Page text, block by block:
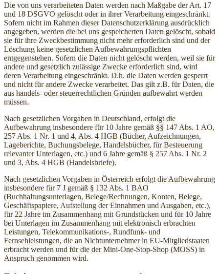
Die von uns verarbeiteten Daten werden nach Maßgabe der Art. 17
und 18 DSGVO gelöscht oder in ihrer Verarbeitung eingeschränkt.
Sofern nicht im Rahmen dieser Datenschutzerklärung ausdrücklich
angegeben, werden die bei uns gespeicherten Daten gelöscht, sobald
sie für ihre Zweckbestimmung nicht mehr erforderlich sind und der
Löschung keine gesetzlichen Aufbewahrungspflichten
entgegenstehen. Sofern die Daten nicht gelöscht werden, weil sie für
andere und gesetzlich zulässige Zwecke erforderlich sind, wird
deren Verarbeitung eingeschränkt. D.h. die Daten werden gesperrt
und nicht für andere Zwecke verarbeitet. Das gilt z.B. für Daten, die
aus handels- oder steuerrechtlichen Gründen aufbewahrt werden
müssen.
Nach gesetzlichen Vorgaben in Deutschland, erfolgt die
Aufbewahrung insbesondere für 10 Jahre gemäß §§ 147 Abs. 1 AO,
257 Abs. 1 Nr. 1 und 4, Abs. 4 HGB (Bücher, Aufzeichnungen,
Lageberichte, Buchungsbelege, Handelsbücher, für Besteuerung
relevanter Unterlagen, etc.) und 6 Jahre gemäß § 257 Abs. 1 Nr. 2
und 3, Abs. 4 HGB (Handelsbriefe).
Nach gesetzlichen Vorgaben in Österreich erfolgt die Aufbewahrung
insbesondere für 7 J gemäß § 132 Abs. 1 BAO
(Buchhaltungsunterlagen, Belege/Rechnungen, Konten, Belege,
Geschäftspapiere, Aufstellung der Einnahmen und Ausgaben, etc.),
für 22 Jahre im Zusammenhang mit Grundstücken und für 10 Jahre
bei Unterlagen im Zusammenhang mit elektronisch erbrachten
Leistungen, Telekommunikations-, Rundfunk- und
Fernsehleistungen, die an Nichtunternehmer in EU-Mitgliedstaaten
erbracht werden und für die der Mini-One-Stop-Shop (MOSS) in
Anspruch genommen wird.